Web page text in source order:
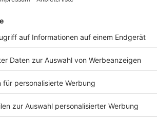
kann es sinn­voll sein, eine
zum Beispiel die Kosten für ein
oder Flügen kann ein flexi­bler Tarif
eige­nen Auto reist, besteht
Reist jemand mit posi­ti­vem Test­er­geb­nis
einer etwai­gen Grenz­kon­trolle aufge­